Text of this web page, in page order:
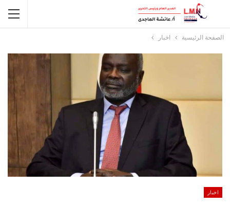
الصفحة الرئيسية اخبار
اخبار